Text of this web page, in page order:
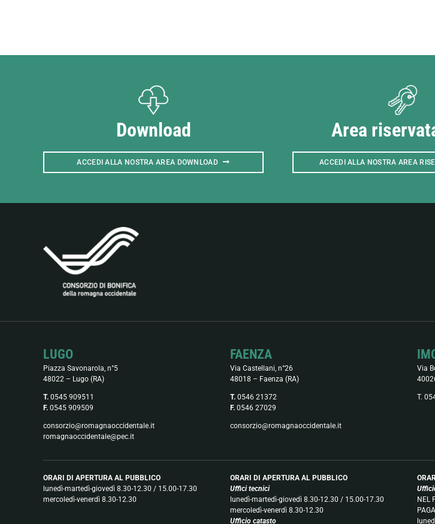
Download
ACCEDI ALLA NOSTRA AREA DOWNLOAD
Area
ACCEDI ALLA NOSTRA AREA
LUGO
Piazza Savonarola, n°5
48022 – Lugo (RA)
T.0545 909511
F.0545 909509
consorzio@romagnaoccidentale.it
romagnaoccidentale@pec.it
FAENZA
Via Castellani, n°26
48018 – Faenza (RA)
T.0546 21372
F.0546 27029
consorzio@romagnaoccidentale.it
Via
T.
ORARI DI APERTURA AL PUBBLICO
lunedì-martedì-giovedì 8.30-12.30 / 15.00-17.30
mercoledì-venerdì 8.30-12.30
ORARI DI APERTURA AL PUBBLICO
Uffici tecnici
lunedì-martedì-giovedì 8.30-12.30 / 15.00-17.30
mercoledì-venerdì 8.30-12.30
Ufficio catasto
NEL